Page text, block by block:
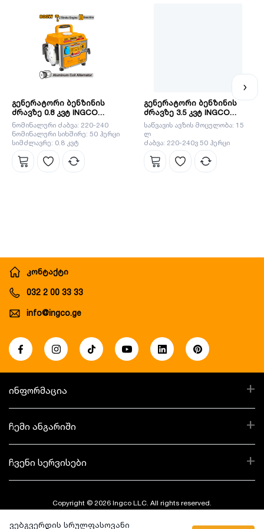
ინგკო არის ჩინური ბრენდი, რომელიც მრავალი წელია
ოპერირებს მსოფლიო ბაზარზე. მისი მისიაა გახადოს
პროფესიონალური ხელსაწყოები ყველასთვის
ხელმისაწვდომი. INGCO-ს პროდუქცია არის ტექნიკურად,
ვიზუალურად და ფუნქციურად სრულყოფილი და
ეფექტიანად ასრულებს ნებისმიერ სამუშაოს. ინგკოს
გუნდს მიაჩნია, რომ ყველაზე მნიშვნელოვანია დეტალები,
სწორედ ეს დეტალები ეხმარება ბრენდს გახდეს ლიდერი
ბაზარზე.
გენერატორი ბენზინის
ძრავზე 0.8 კვტ INGCO
GE8002
ნომინალური ძაბვა: 220-240
ნომინალური სიხშირე: 50 ჰერცი
სიმძლავრე: 0.8 კვტ
გენერატორი ბენზინის
ძრავზე 3.5 კვტ INGCO
GE35006
საწვავის ავზის მოცულობა: 15
ლ
ძაბვა: 220-240ვ 50 ჰერცი
სიმძლავრე: 2.8 კვტ
კონტაქტი
032 2 00 33 33
info@ingco.ge
+
ინფორმაცია
+
ჩემი ანგარიში
+
ჩვენი სერვისები
Copyright © 2026 Ingco LLC. All rights reserved.
ვებგვერდის სრულფასოვანი